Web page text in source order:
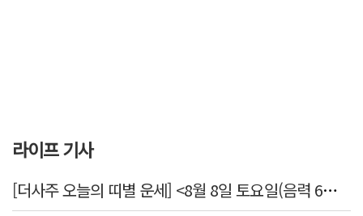
라이프 기사
[더사주 오늘의 띠별 운세] <8월 8일 토요일(음력 6월26일)>